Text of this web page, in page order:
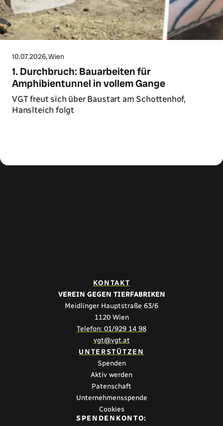
10.07.2026, Wien
1. Durchbruch: Bauarbeiten für
Amphibientunnel in vollem Gange
VGT freut sich über Baustart am Schottenhof,
Hanslteich folgt
KONTAKT
VEREIN GEGEN TIERFABRIKEN
Meidlinger Hauptstraße 63/6
1120 Wien
Telefon: 01/929 14 98
vgt@vgt.at
UNTERSTÜTZEN
Spenden
Aktiv werden
Patenschaft
Unternehmensspende
Cookies
SPENDENKONTO: